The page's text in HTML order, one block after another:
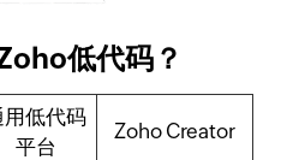
低代码？
用低代码
平台
Zoho Creator